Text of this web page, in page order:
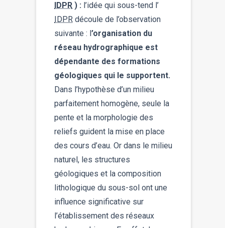
IDPR ) : l’idée qui sous-tend l’
IDPR découle de l’observation
suivante : l’organisation du
réseau hydrographique est
dépendante des formations
géologiques qui le supportent.
Dans l’hypothèse d’un milieu
parfaitement homogène, seule la
pente et la morphologie des
reliefs guident la mise en place
des cours d’eau. Or dans le milieu
naturel, les structures
géologiques et la composition
lithologique du sous-sol ont une
influence significative sur
l’établissement des réseaux